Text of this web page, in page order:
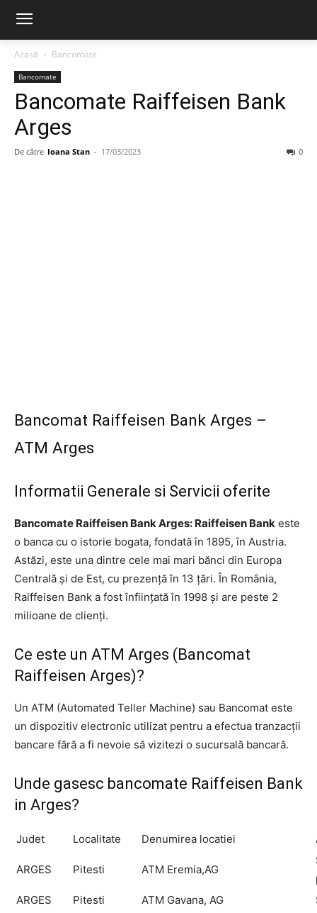
Acasă Bancomate
Bancomate
Bancomate Raiffeisen Bank
Arges
De către Ioana Stan - 17/03/2023 0
Bancomat Raiffeisen Bank Arges –
ATM Arges
Informatii Generale si Servicii oferite
Bancomate Raiffeisen Bank Arges: Raiffeisen Bank este
o banca cu o istorie bogata, fondată în 1895, în Austria.
Astăzi, este una dintre cele mai mari bănci din Europa
Centrală și de Est, cu prezență în 13 țări. În România,
Raiffeisen Bank a fost înființată în 1998 și are peste 2
milioane de clienți.
Ce este un ATM Arges (Bancomat
Raiffeisen Arges)?
Un ATM (Automated Teller Machine) sau Bancomat este
un dispozitiv electronic utilizat pentru a efectua tranzacții
bancare fără a fi nevoie să vizitezi o sucursală bancară.
Unde gasesc bancomate Raiffeisen Bank
in Arges?
Judet Localitate Denumirea locatiei
ARGES Pitesti ATM Eremia,AG
ARGES
Pitesti ATM Gavana, AG